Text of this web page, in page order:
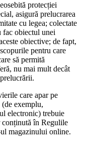
protecției
asigură prelucrarea
cu legea; colectate
fac obiectul unei
obiective; de fapt,
pentru care
să permită
nu mai mult decât
care apar pe
(de exemplu,
electronic) trebuie
în Regulile
magazinului online.